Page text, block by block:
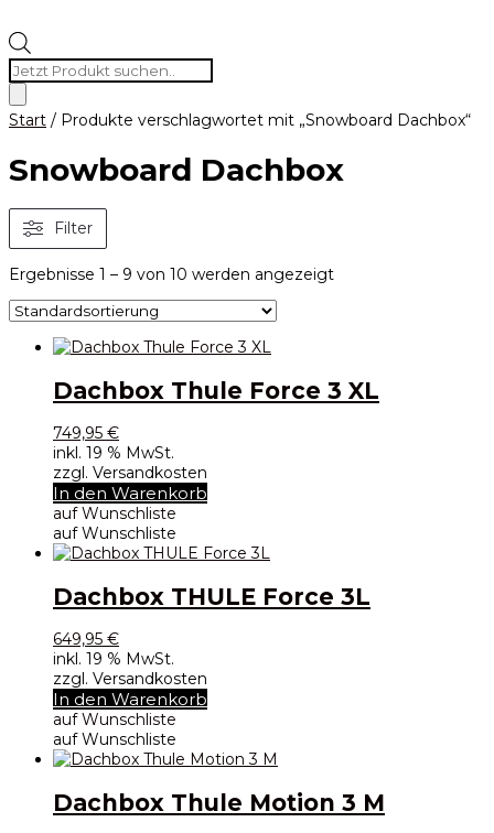
Products
search
Start / Produkte verschlagwortet mit „Snowboard Dachbox“
Snowboard Dachbox
Filter
Ergebnisse 1 – 9 von 10 werden angezeigt
Dachbox Thule Force 3 XL
749,95 €
inkl. 19 % MwSt.
zzgl. Versandkosten
In den Warenkorb
auf Wunschliste
auf Wunschliste
Dachbox THULE Force 3L
649,95 €
inkl. 19 % MwSt.
zzgl. Versandkosten
In den Warenkorb
auf Wunschliste
auf Wunschliste
Dachbox Thule Motion 3 M